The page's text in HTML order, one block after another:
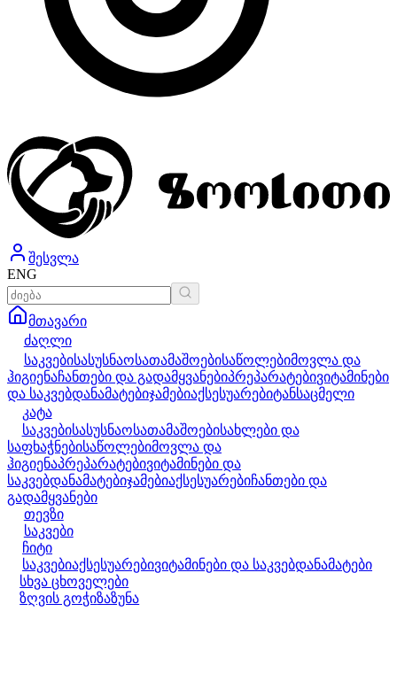
შესვლა
ENG
მთავარი
ძაღლი
საკვებისასუსნაოსათამაშოებისაწოლებიმოვლა და
ჰიგიენაჩანთები და გადამყვანებიპრეპარატებივიტამინები
და საკვებდანამატებიჯამებიაქსესუარებიტანსაცმელი
კატა
საკვებისასუსნაოსათამაშოებისახლები და
საფხაჭნებისაწოლებიმოვლა და
ჰიგიენაპრეპარატებივიტამინები და
საკვებდანამატებიჯამებიაქსესუარებიჩანთები და
გადამყვანები
თევზი
საკვები
ჩიტი
საკვებიაქსესუარებივიტამინები და საკვებდანამატები
სხვა ცხოველები
ზღვის გოჭიზაზუნა